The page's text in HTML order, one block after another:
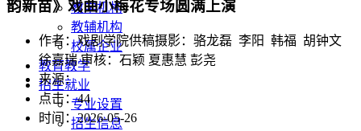
教学机构
教辅机构
校属企业
教育教学
招生就业
专业设置
招生信息
韵新苗》戏曲小梅花专场圆满上演
作者：戏剧学院供稿摄影：骆龙磊 李阳 韩福 胡钟文
徐嘉瑞 审核：石颖 夏惠慧 彭尧
来源：
点击：44
时间：2026-05-26